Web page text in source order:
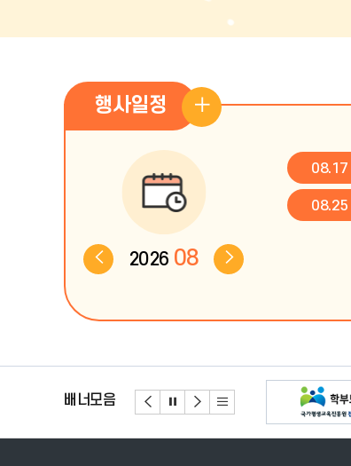
행사일정
행
더
2026 08
08.17
08.25
배너모음